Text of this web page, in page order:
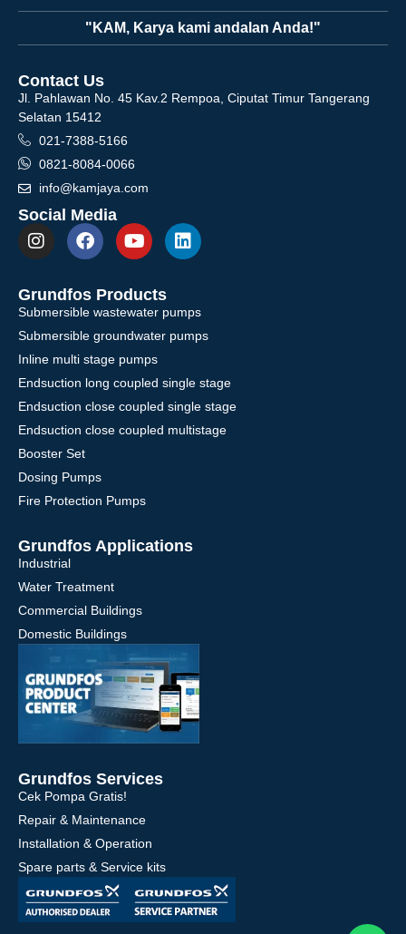
"KAM, Karya kami andalan Anda!"
Contact Us
Jl. Pahlawan No. 45 Kav.2 Rempoa, Ciputat Timur Tangerang
Selatan 15412
021-7388-5166
0821-8084-0066
info@kamjaya.com
Social Media
Grundfos Products
Submersible wastewater pumps
Submersible groundwater pumps
Inline multi stage pumps
Endsuction long coupled single stage
Endsuction close coupled single stage
Endsuction close coupled multistage
Booster Set
Dosing Pumps
Fire Protection Pumps
Grundfos Applications
Industrial
Water Treatment
Commercial Buildings
Domestic Buildings
Grundfos Services
Cek Pompa Gratis!
Repair & Maintenance
Installation & Operation
Spare parts & Service kits